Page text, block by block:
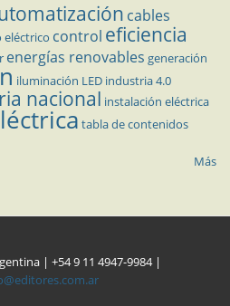
cables
eléctrico control eficiencia
energías renovables generación
iluminación LED industria 4.0
nacional instalación eléctrica
tabla de contenidos
Más
| +54 9 11 4947-9984 |